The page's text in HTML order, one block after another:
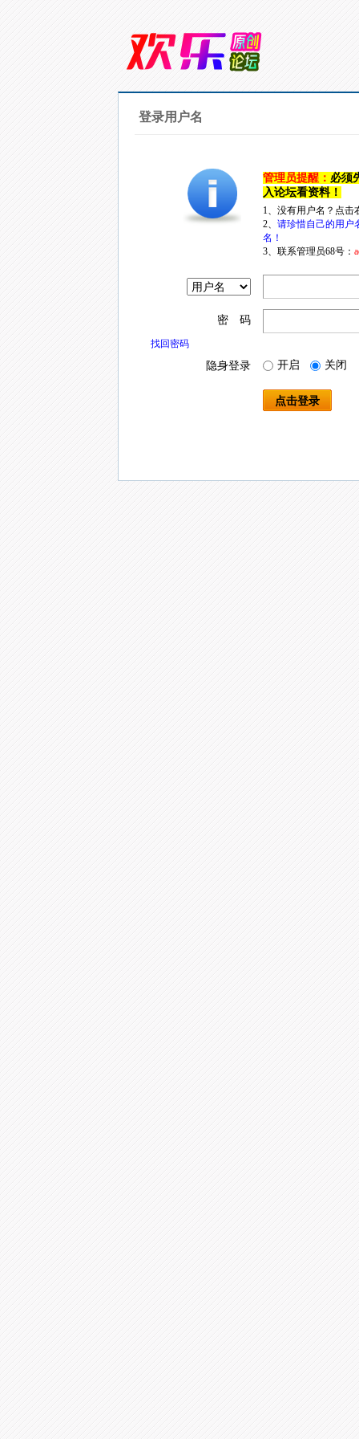
登录用户名
管理员提醒： 必须
入论坛看资料！
1、没有用户名？点
2、 请珍惜自己的用户
名！
3、联系管理员68号：
密 码
找回密码
隐身登录 开启 关闭
点击登录